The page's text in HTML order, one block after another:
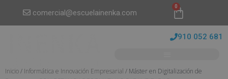
comercial@escuelainenka.com
0
910 052 681
Inicio/ Informática e Innovación Empresarial / Máster en Digitalización de